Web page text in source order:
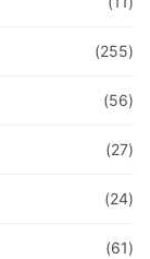
(255)
(56)
(27)
(24)
(61)